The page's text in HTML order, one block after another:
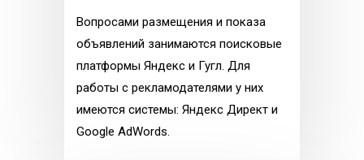
Вопросами размещения и показа
объявлений занимаются поисковые
платформы Яндекс и Гугл. Для
работы с рекламодателями у них
имеются системы: Яндекс Директ и
Google AdWords.